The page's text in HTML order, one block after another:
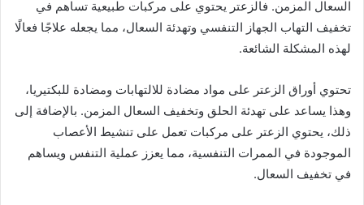
السعال المزمن. فالزعتر يحتوي على مركبات طبيعية تساهم في
تخفيف التهاب الجهاز التنفسي وتهدئة السعال، مما يجعله علاجًا فعالًا
لهذه المشكلة الشائعة.
تحتوي أوراق الزعتر على مواد مضادة للالتهابات ومضادة للبكتيريا،
وهذا يساعد على تهدئة الحلق وتخفيف السعال المزمن. بالإضافة إلى
ذلك، يحتوي الزعتر على مركبات تعمل على تنشيط الأعصاب
الموجودة في الممرات التنفسية، مما يعزز عملية التنفس ويساهم
في تخفيف السعال.